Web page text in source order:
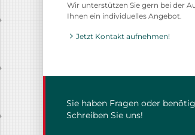
Wir unterstützen Sie gern bei der
Ihnen ein individuelles Angebot.
Jetzt Kontakt aufnehmen!
Sie haben Fragen oder
Schreiben Sie uns!